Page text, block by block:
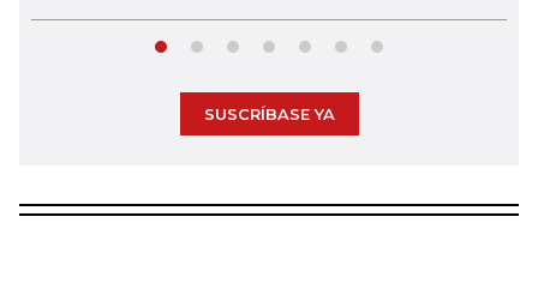
SUSCRÍBASE YA